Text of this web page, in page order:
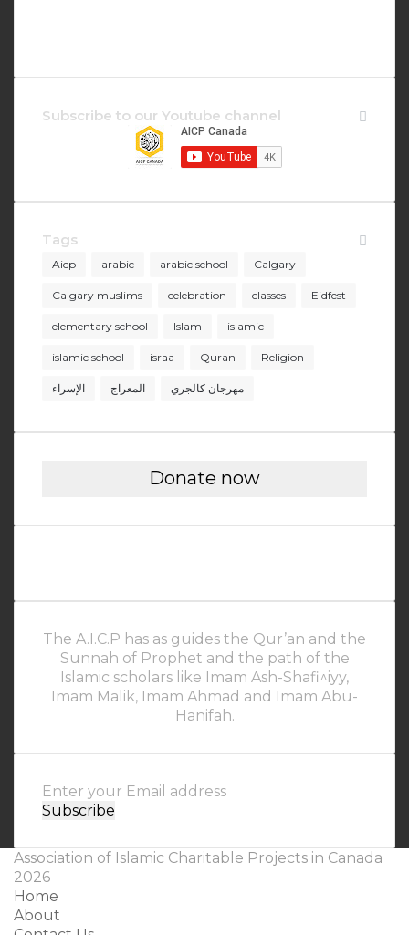
Subscribe to our Youtube channel
Tags
Aicp arabic arabic school Calgary
Calgary muslims celebration classes Eidfest
elementary school Islam islamic
islamic school israa Quran Religion
الإسراء المعراج مهرجان كالجري
Donate now
The A.I.C.P has as guides the Qur’an and the
Sunnah of Prophet and the path of the
Islamic scholars like Imam Ash-Shafi^iyy,
Imam Malik, Imam Ahmad and Imam Abu-
Hanifah.
Enter
your
address
Association of Islamic Charitable Projects in Canada
2026
Home
About